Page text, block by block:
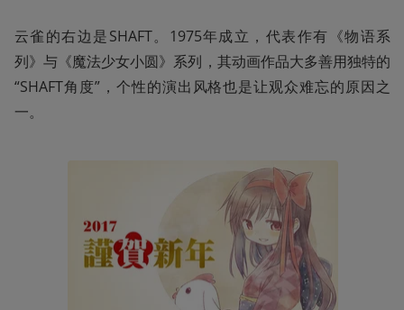
云雀的右边是SHAFT。1975年成立，代表作有《物语系
列》与《魔法少女小圆》系列，其动画作品大多善用独特的
“SHAFT角度”，个性的演出风格也是让观众难忘的原因之
一。